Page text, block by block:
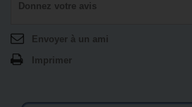
Donnez votre avis
Envoyer à un ami
Imprimer